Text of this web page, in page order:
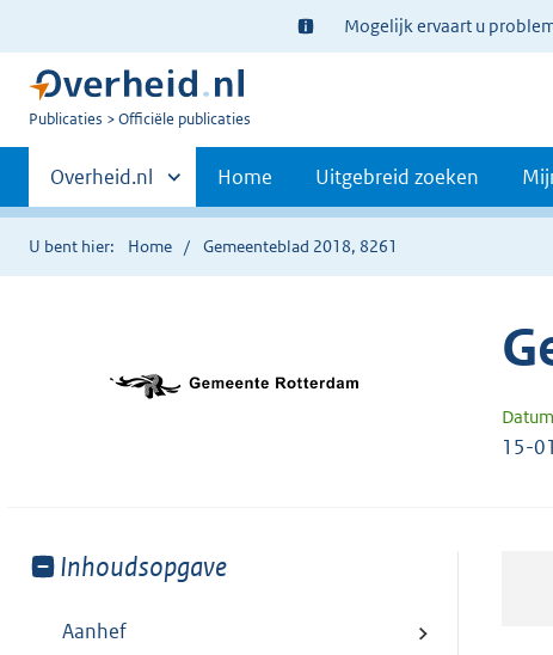
Ter
informatie:
Mogelijk ervaart u
U
Publicaties Officiële publicaties
Primaire
navigatie
Andere
sites
binnen
Overheid.nl Home Uitgebreid zoeken
U bent hier: Home Gemeenteblad 2018, 8261
15-
Toon
van:
Inhoudsopgave
Aanhef